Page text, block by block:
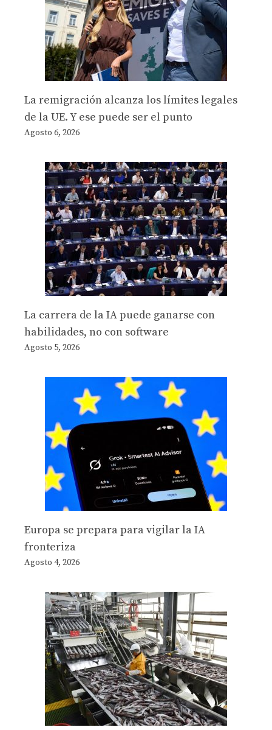
La remigración alcanza los límites legales
de la UE. Y ese puede ser el punto
Agosto 6, 2026
La carrera de la IA puede ganarse con
habilidades, no con software
Agosto 5, 2026
Europa se prepara para vigilar la IA
fronteriza
Agosto 4, 2026